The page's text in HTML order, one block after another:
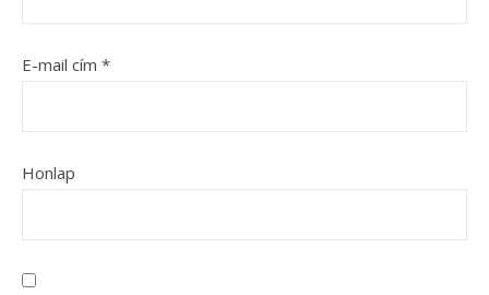
E-mail cím *
Honlap